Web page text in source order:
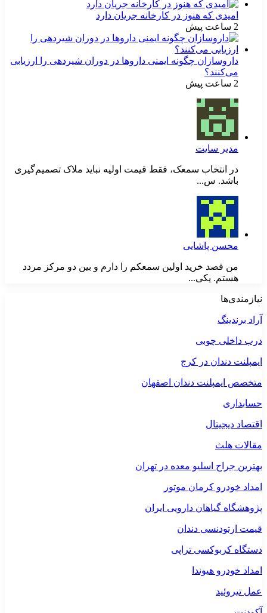
امیدی که هنوز در کارخانه جریان دارد
2 ساعت پیش
داروسازان چگونه ایمنی داروها در دوران شیردهی را ارزیابی
می‌کنند؟
2 ساعت پیش
مدیر سایت
در انتخاب سمعک، فقط قیمت اولیه نباید ملاک تصمیم‌گیری
باشد. س...
محسن پاشایی
من قصد خرید اولین سمعکم را دارم و بین دو مرکز مردد
هستم. یکی...
نیازمندی‌ها
آراد برندینگ
درب داخلی چوبی
ایمپلنت دندان در کرج
متخصص ایمپلنت دندان اصفهان
حسابداری
اقتصاد دیجیتال
مقالات هلث
بهترین جراح اسلیو معده در تهران
امداد خودرو کرمان موتور
پژوهشگاه گیاهان دارویی ایران
قیمت ارتودنسی دندان
دستگاه کربوکسی تراپی
امداد خودرو هیوندا
عمل تیروئید